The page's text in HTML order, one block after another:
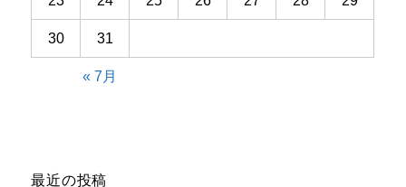
30 31
« 7月
最近の投稿